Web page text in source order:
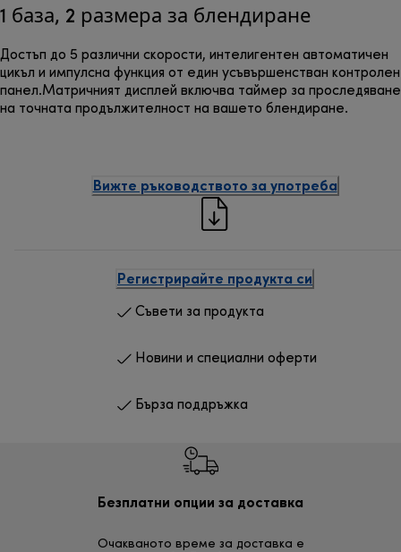
1 база, 2 размера за блендиране
Достъп до 5 различни скорости, интелигентен автоматичен
цикъл и импулсна функция от един усъвършенстван контролен
панел.Матричният дисплей включва таймер за проследяване
на точната продължителност на вашето блендиране.
Вижте ръководството за употреба
Регистрирайте продукта си
Съвети за продукта
Новини и специални оферти
Бърза поддръжка
Безплатни опции за доставка
Очакваното време за доставка е